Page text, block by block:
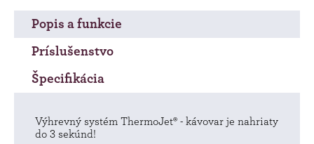
Popis a funkcie
Príslušenstvo
Špecifikácia
Výhrevný systém ThermoJet® - kávovar je nahriaty
do 3 sekúnd!